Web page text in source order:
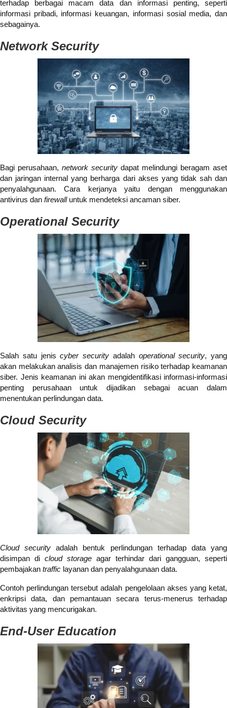
terhadap berbagai macam data dan informasi penting, seperti
informasi pribadi, informasi keuangan, informasi sosial media, dan
sebagainya.
Network Security
Bagi perusahaan, network security dapat melindungi beragam aset
dan jaringan internal yang berharga dari akses yang tidak sah dan
penyalahgunaan. Cara kerjanya yaitu dengan menggunakan
antivirus dan firewalluntuk mendeteksi ancaman siber.
Operational Security
Salah satu jeniscyber security adalah operational security, yang
akan melakukan analisis dan manajemen risiko terhadap keamanan
siber. Jenis keamanan ini akan mengidentifikasi informasi-informasi
penting perusahaan untuk dijadikan sebagai acuan dalam
menentukan perlindungan data.
Cloud Security
Cloud security adalah bentuk perlindungan terhadap data yang
disimpan di cloud storage agar terhindar dari gangguan, seperti
pembajakan traffic layanan dan penyalahgunaan data.
Contoh perlindungan tersebut adalah pengelolaan akses yang ketat,
enkripsi data, dan pemantauan secara terus-menerus terhadap
aktivitas yang mencurigakan.
End-User Education